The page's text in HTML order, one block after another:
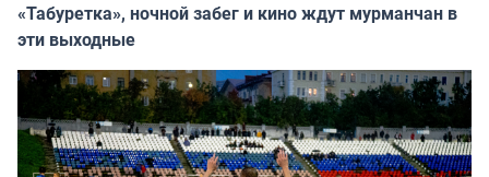
«Табуретка», ночной забег и кино ждут мурманчан в
эти выходные